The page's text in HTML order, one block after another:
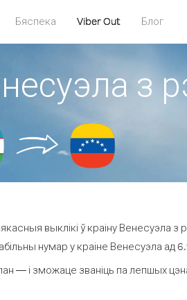
Бяспека Viber Out Блог
з
выклікі ў краіну Венесуэла з
нумар у краіне Венесуэла ад 6.9
і зможаце званіць па лепшых